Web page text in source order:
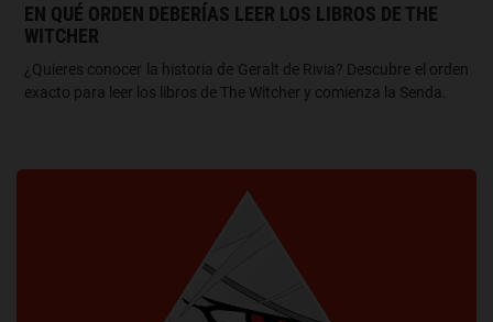
EN QUÉ ORDEN DEBERÍAS LEER LOS LIBROS DE THE
WITCHER
¿Quieres conocer la historia de Geralt de Rivia? Descubre el orden
exacto para leer los libros de The Witcher y comienza la Senda.